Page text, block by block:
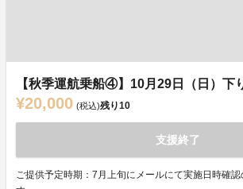
【秋季運航乗船④】10月29日（日）
¥20,000 (税込)残り10
支援終了
ご提供予定時期：7月上旬にメールにて実施日時確認